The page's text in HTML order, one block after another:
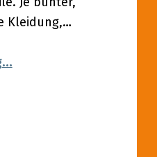
Kleidung,…
…